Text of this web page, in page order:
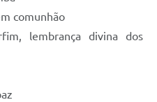
comunhão
lembrança divina dos